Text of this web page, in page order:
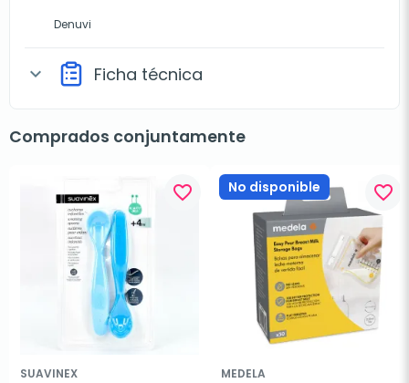
Denuvi
expand_more Ficha técnica
Comprados conjuntamente
favorite_border
SUAVINEX
No disponible favorite_border
MEDELA